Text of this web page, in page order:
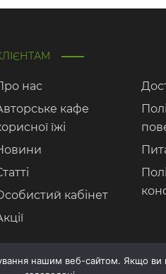
нас
кафе
їжі
кабінет
нашим веб-сайтом. Якщо